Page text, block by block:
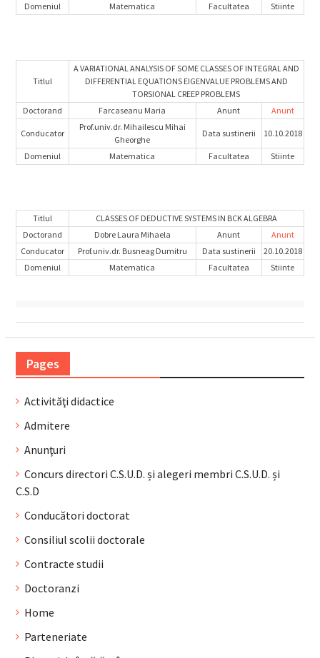
Domeniul
Matematica Facultatea Stiinte
Titlul
A VARIATIONAL ANALYSIS OF SOME CLASSES OF INTEGRAL AND
DIFFERENTIAL EQUATIONS EIGENVALUE PROBLEMS AND
TORSIONAL CREEP PROBLEMS
Doctorand
Farcaseanu Maria Anunt Anunt
Conducator
Prof.univ.dr. Mihailescu Mihai
Gheorghe
Data sustinerii 10.10.2018
Domeniul Matematica Facultatea Stiinte
Titlul
CLASSES OF DEDUCTIVE SYSTEMS IN BCK ALGEBRA
Doctorand
Dobre Laura Mihaela Anunt
Anunt
Conducator
Prof.univ.dr. Busneag Dumitru Data sustinerii
20.10.2018
Domeniul
Matematica Facultatea Stiinte
Pages
Activităţi didactice
Admitere
Anunţuri
Concurs directori C.S.U.D. și alegeri membri C.S.U.D. și
C.S.D
Conducători doctorat
Consiliul scolii doctorale
Contracte studii
Doctoranzi
Home
Parteneriate